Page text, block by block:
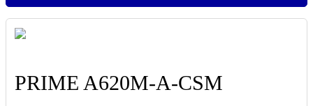
PRIME A620M-A-CSM